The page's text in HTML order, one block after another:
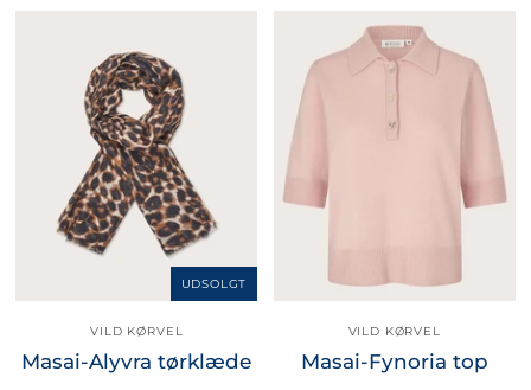
UDSOLGT
VILD KØRVEL
Masai-Alyvra tørklæde
VILD KØRVEL
Masai-Fynoria top